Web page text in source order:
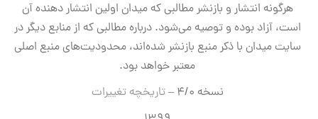
هرگونه انتشار و بازنشر مطالبی که میدان اولین انتشار دهنده آن
است، آزاد بوده و توصیه می‌شود. درباره مطالبی که از منابع دیگر در
سایت میدان با ذکر منبع بازنشر شده‌اند، محدودیت‌های منبع اصلی
معتبر خواهد بود.
نسخه ۴/۰ –
تاریخچه تغییرات